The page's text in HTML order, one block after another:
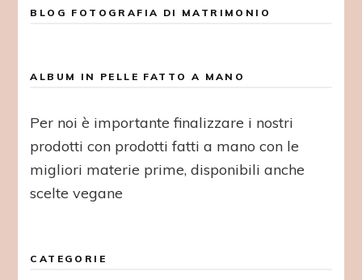
BLOG FOTOGRAFIA DI MATRIMONIO
ALBUM IN PELLE FATTO A MANO
Per noi è importante finalizzare i nostri
prodotti con prodotti fatti a mano con le
migliori materie prime, disponibili anche
scelte vegane
CATEGORIE